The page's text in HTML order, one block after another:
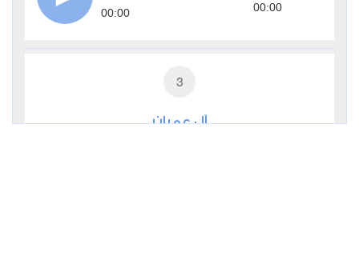
00:00 00:00
3
آل عمران